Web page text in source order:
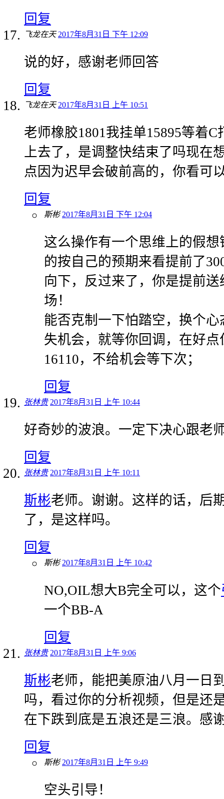
回复
飞龙在天 2017年8月31日 下午 12:09
说的好，感谢老师回答
回复
飞龙在天 2017年8月31日 上午 10:51
老师橡胶1801我挂单15895等着
上去了，是调整快结束了吗现在
点因为迟早会破前高的，你看可
回复
斯彬 2017年8月31日 下午 12:04
这么操作有一个思维上的假
的按自己的预期来看提前了
向下，反过来了，你是提前
场！
能否克制一下怕踏空，换个
失机会，就等你回调，在好
16110，不给机会等下次；
回复
张林贵 2017年8月31日 上午 10:44
好奇妙的波浪。一定下决心跟老
回复
张林贵 2017年8月31日 上午 10:11
斯彬老师。谢谢。这样的话，后
了，是这样吗。
回复
斯彬 2017年8月31日 上午 10:42
NO,OIL想大B完全可以，这个
一个BB-A
回复
张林贵 2017年8月31日 上午 9:06
斯彬老师，能把美原油八月一日
吗，看过你的分析视频，但是还
在下跌到底是五浪还是三浪。感
回复
斯彬 2017年8月31日 上午 9:49
空头引导！